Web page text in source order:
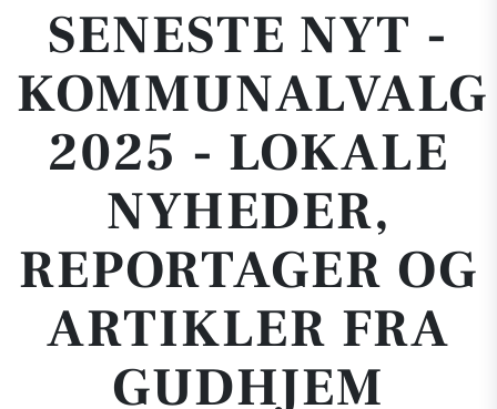
SENESTE NYT -
KOMMUNALVALG
2025 - LOKALE
NYHEDER,
REPORTAGER OG
ARTIKLER FRA
GUDHJEM